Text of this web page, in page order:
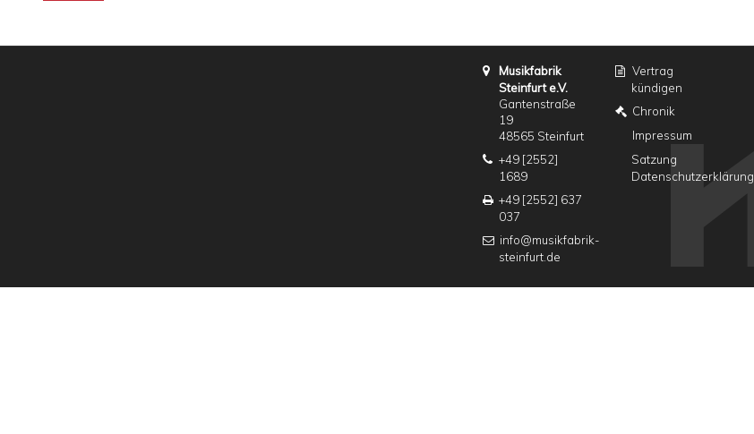
Musikfabrik
Steinfurt e.V.
Gantenstraße
19
48565 Steinfurt
+49 [2552]
1689
+49 [2552] 637
037
info@musikfabrik-
steinfurt.de
Vertrag
kündigen
Chronik
Impressum
Satzung
Datenschutzerklärung